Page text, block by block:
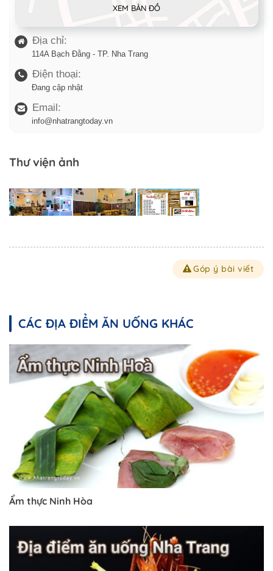
XEM BẢN ĐỒ
Địa chỉ:
114A Bạch Đằng - TP. Nha Trang
Điện thoại:
Đang cập nhật
Email:
info@nhatrangtoday.vn
Thư viện ảnh
Góp ý bài viết
CÁC ĐỊA ĐIỂM ĂN UỐNG KHÁC
Ẩm thực Ninh Hòa